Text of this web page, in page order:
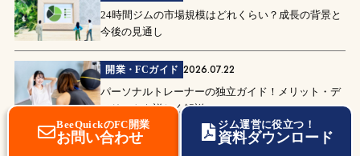
24時間ジムの市場規模はどれくらい？成長の背景と
今後の見通し
開業・FCガイド 2026.07.22
パーソナルトレーナーの独立ガイド！メリット・デ
メリットを詳しく解説
BeeQuickのFC開業
お問い合わせ
ジム運営に役立つ！
資料ダウンロード